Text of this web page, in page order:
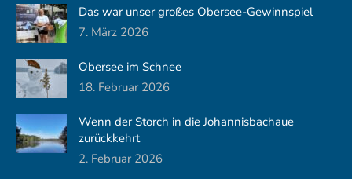
Das war unser großes Obersee-Gewinnspiel
7. März 2026
Obersee im Schnee
18. Februar 2026
Wenn der Storch in die Johannisbachaue
zurückkehrt
2. Februar 2026